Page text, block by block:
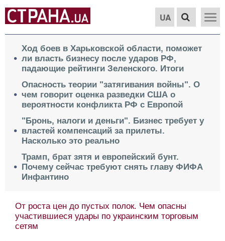
UA
Ход боев в Харьковской области, поможет
ли власть бизнесу после ударов РФ,
падающие рейтинги Зеленского. Итоги
Опасность теории "затягивания войны". О
чем говорит оценка разведки США о
вероятности конфликта РФ с Европой
"Бронь, налоги и деньги". Бизнес требует у
властей компенсаций за прилеты.
Насколько это реально
Трамп, брат зятя и европейский бунт.
Почему сейчас требуют снять главу ФИФА
Инфантино
От роста цен до пустых полок. Чем опасны
участившиеся удары по украинским торговым
сетям